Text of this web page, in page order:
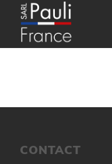
CONTACT